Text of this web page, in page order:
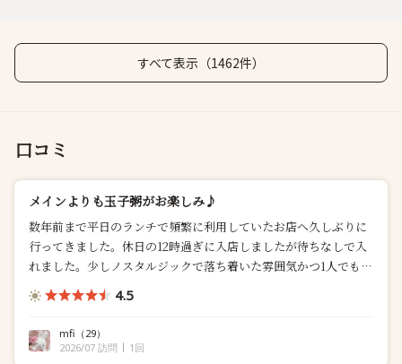
すべて表示（1462件）
口コミ
メインよりも玉子粥がお楽しみ♪
数年前まで平日のランチで頻繁に利用していたお店へ久しぶりに
行ってきました。休日の12時過ぎに入店しましたが待ちなしで入
れました。少しノスタルジックで落ち着いた雰囲気かつ1人でもテ
ー...
4.5
mfi （29）
2026/07 訪問
1回